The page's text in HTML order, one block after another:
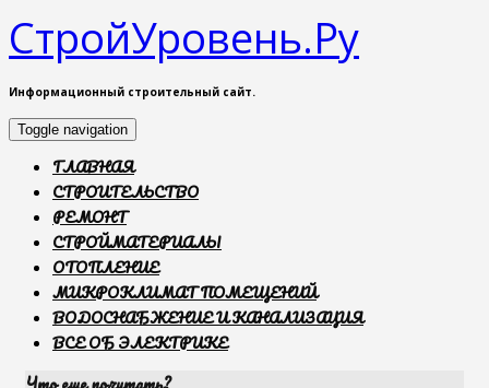
СтройУровень.Ру
Информационный строительный сайт.
Toggle navigation
ГЛАВНАЯ
СТРОИТЕЛЬСТВО
РЕМОНТ
СТРОЙМАТЕРИАЛЫ
ОТОПЛЕНИЕ
МИКРОКЛИМАТ ПОМЕЩЕНИЙ
ВОДОСНАБЖЕНИЕ И КАНАЛИЗАЦИЯ
ВСЕ ОБ ЭЛЕКТРИКЕ